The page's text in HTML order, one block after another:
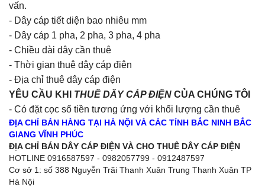
vấn.
- Dây cáp tiết diện bao nhiêu mm
- Dây cáp 1 pha, 2 pha, 3 pha, 4 pha
- Chiều dài dây cần thuê
- Thời gian thuê dây cáp điện
- Địa chỉ thuê dây cáp điện
YÊU CẦU KHI THUÊ DÂY CÁP ĐIỆN CỦA CHÚNG TÔI
- Có đặt cọc số tiền tương ứng với khối lượng cần thuê
ĐỊA CHỈ BÁN HÀNG TẠI HÀ NỘI VÀ CÁC TỈNH BẮC NINH BẮC
GIANG VĨNH PHÚC
ĐỊA CHỈ BÁN DÂY CÁP ĐIỆN VÀ CHO THUÊ DÂY CÁP ĐIỆN
HOTLINE 0916587597 - 0982057799 - 0912487597
Cơ sở 1: số 388 Nguyễn Trãi Thanh Xuân Trung Thanh Xuân TP
Hà Nội